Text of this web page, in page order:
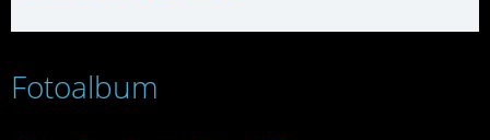
Fotoalbum